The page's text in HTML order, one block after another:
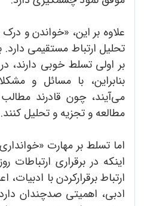
علاوه بر این، «خواندن و
تحلیل ارتباط مستقیمی دارد.
بر اولی تسلط خوبی دارند،
بنابراین، با مسائل و
می‌آیند، چون قادرند
مطالعه و تجزیه و تحلیل کنند.
اما تسلط بر مهارت
اینکه در برقراری ارتباطات
ارتباط برقرارکردن با
ادبی، اهمیتی صدچندان